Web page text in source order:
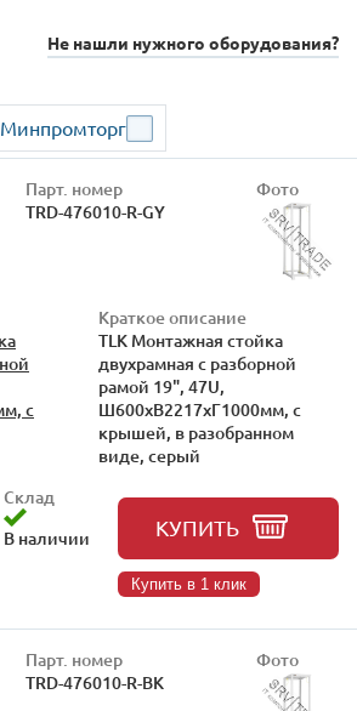
Не нашли нужного оборудования?
Минпромторг
Парт. номер
TRD-476010-R-GY
Фото
с
Краткое описание
TLK Монтажная стойка
двухрамная с разборной
рамой 19", 47U,
Ш600xВ2217xГ1000мм, с
крышей, в разобранном
виде, серый
Склад
В наличии
КУПИТЬ
Купить в 1 клик
Парт. номер
TRD-476010-R-BK
Фото